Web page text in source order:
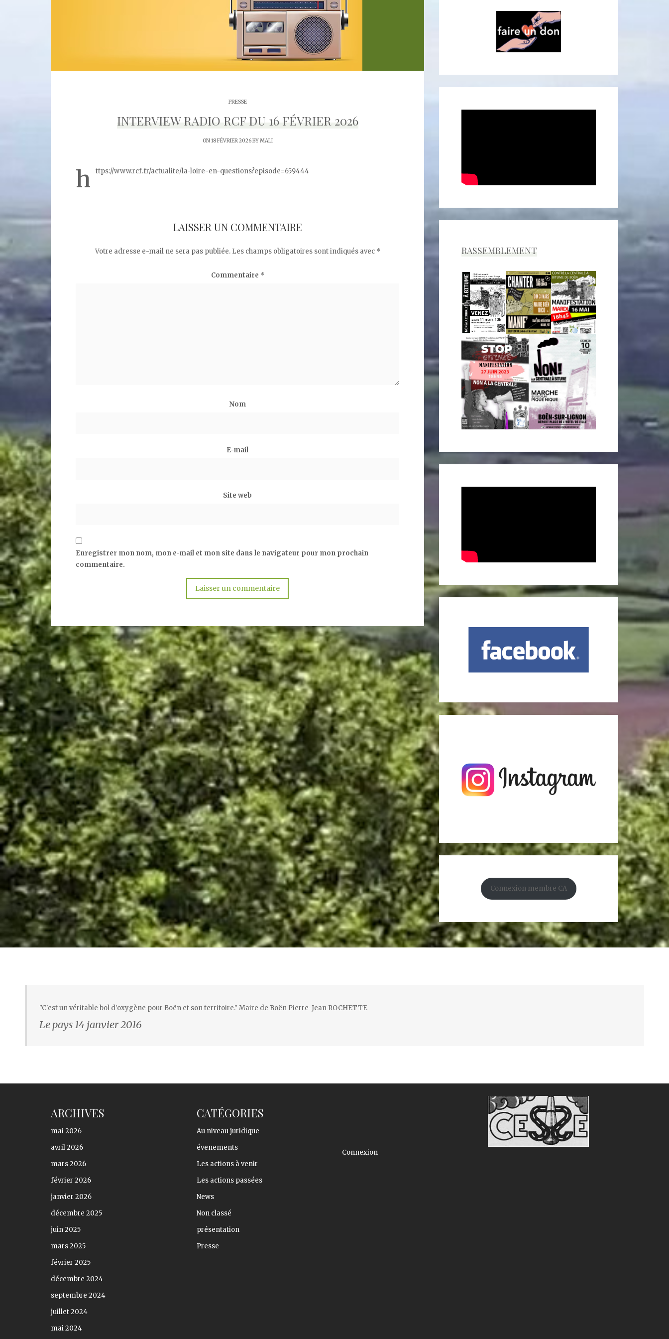
PRESSE
INTERVIEW RADIO RCF DU 16 FÉVRIER 2026
ON 18 FÉVRIER 2026 BYMALI
h ttps://www.rcf.fr/actualite/la-loire-en-questions?episode=659444
LAISSER UN COMMENTAIRE
Votre adresse e-mail ne sera pas publiée. Les champs obligatoires sont indiqués avec *
Commentaire *
Nom
E-mail
Site web
Enregistrer mon nom, mon e-mail et mon site dans le navigateur pour mon prochain
commentaire.
RASSEMBLEMENT
Connexion membre CA
"C'est un véritable bol d'oxygène pour Boën et son territoire." Maire de Boën Pierre-Jean ROCHETTE
Le pays 14 janvier 2016
ARCHIVES
mai 2026
avril 2026
mars 2026
février 2026
janvier 2026
décembre 2025
juin 2025
mars 2025
février 2025
décembre 2024
septembre 2024
juillet 2024
mai 2024
CATÉGORIES
Au niveau juridique
évenements
Les actions à venir
Les actions passées
News
Non classé
présentation
Presse
Connexion